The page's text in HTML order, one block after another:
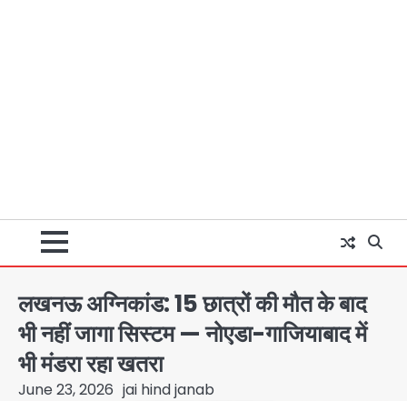
लखनऊ अग्निकांड: 15 छात्रों की मौत के बाद
भी नहीं जागा सिस्टम — नोएडा-गाजियाबाद में
भी मंडरा रहा खतरा
June 23, 2026 jai hind janab